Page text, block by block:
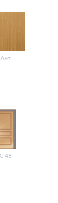
Ант
С-48